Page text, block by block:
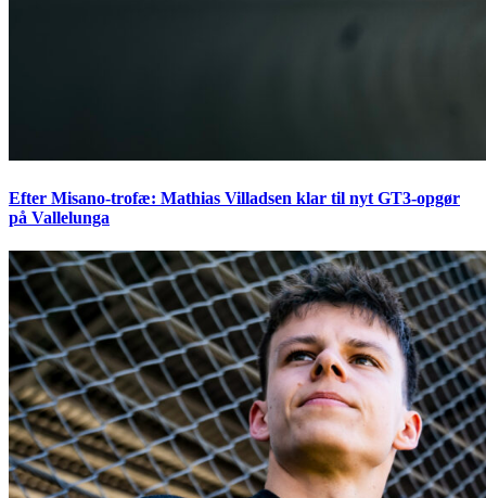
Efter Misano-trofæ: Mathias Villadsen klar til nyt GT3-opgør
på Vallelunga